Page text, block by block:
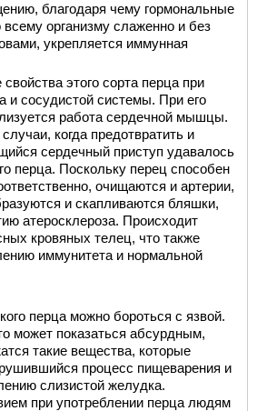
благодаря чему гормональные
организму слаженно и без
укрепляется иммунная
этого сорта перца при
и сосудистой системы. При его
работа сердечной мышцы.
когда предотвратить и
сердечный приступ удавалось
перца. Поскольку перец способен
очищаются и артерии,
и скапливаются бляшки,
атеросклероза. Происходит
кровяных телец, что также
иммунитета и нормальной
перца можно бороться с язвой.
может показаться абсурдным,
такие вещества, которые
процесс пищеварения и
слизистой желудка.
при употреблении перца людям